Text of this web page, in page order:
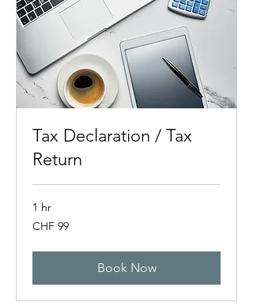
Tax Declaration / Tax
Return
1 hr
99
Swiss
CHF 99
Book Now